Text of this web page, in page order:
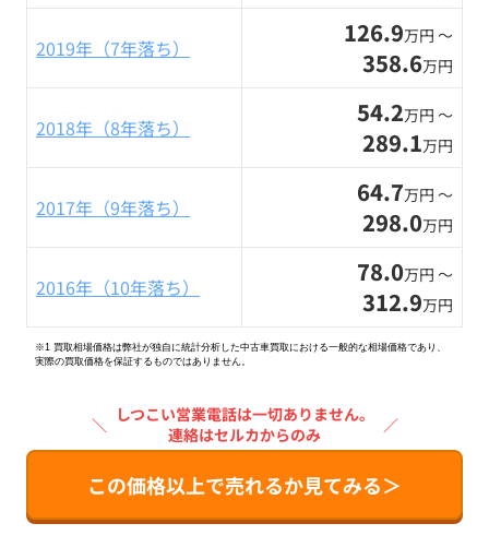
2019年（7年落ち） 126.9万円 〜
358.6万円
2018年（8年落ち） 54.2万円 〜
289.1万円
2017年（9年落ち） 64.7万円 〜
298.0万円
2016年（10年落ち） 78.0万円 〜
312.9万円
※1 買取相場価格は弊社が独自に統計分析した中古車買取における一般的な相場価格であり、
実際の買取価格を保証するものではありません。
＼ しつこい営業電話は一切ありません。
連絡はセルカからのみ
／
この価格以上で売れるか見てみる＞